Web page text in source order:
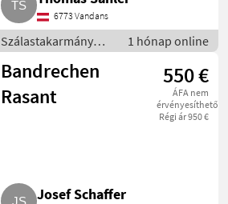
6773 Vandans
Szálastakarmány
betakarítók / Hegyi
gépesítés
1 hónap online
Bandrechen
Rasant
550 €
ÁFA nem
érvényesíthető
Régi ár 950 €
Josef Schaffer